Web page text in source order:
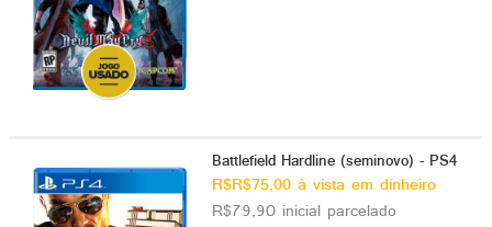
Battlefield Hardline (seminovo) - PS4
R$R$75,00 à vista em dinheiro
R$79,90 inicial parcelado